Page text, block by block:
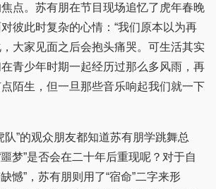
点。苏有朋在节目现场追忆了虎年春晚
彼此时复杂的心情：“我们原本以为再
大家见面之后会抱头痛哭。可生活其实
青少年时期一起经历过那么多风雨，再
陌生，但一旦那些音乐响起我们就一下
”的观众朋友都知道苏有朋学跳舞总
噩梦”是否会在二十年后重现呢？对于自
憾”，苏有朋则用了“宿命”二字来形